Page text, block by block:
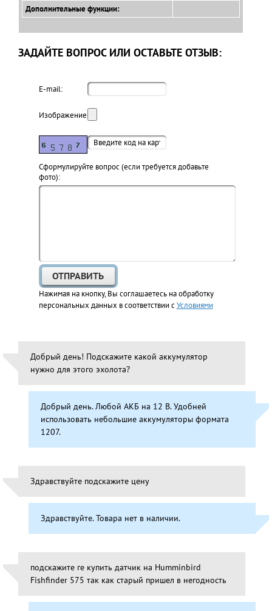
Дополнительные функции:
ЗАДАЙТЕ ВОПРОС ИЛИ ОСТАВЬТЕ ОТЗЫВ:
E-mail:
Изображение:
Cформулируйте вопрос (если требуется добавьте
фото):
Нажимая на кнопку, Вы соглашаетесь на обработку
персональных данных в соответствии сУсловиями
Добрый день! Подскажите какой аккумулятор
нужно для этого эхолота?
Добрый день. Любой АКБ на 12 В. Удобней
использовать небольшие аккумуляторы формата
1207.
Здравствуйте подскажите цену
Здравствуйте. Товара нет в наличии.
подскажите ге купить датчик на Humminbird
Fishfinder 575 так как старый пришел в негодность